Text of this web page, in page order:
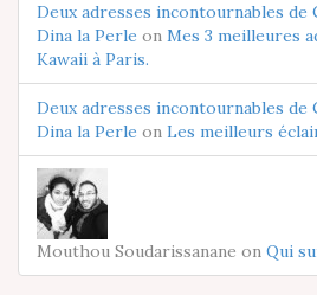
Deux adresses incontournables
Dina la Perle on Mes 3 meilleures
Kawaii à Paris.
Deux adresses incontournables
Dina la Perle on Les meilleurs
Mouthou Soudarissanane on Qui